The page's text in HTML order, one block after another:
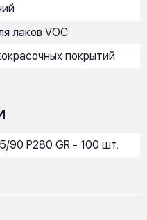
лаков VOC
покрытий
90 P280 GR - 100 шт.